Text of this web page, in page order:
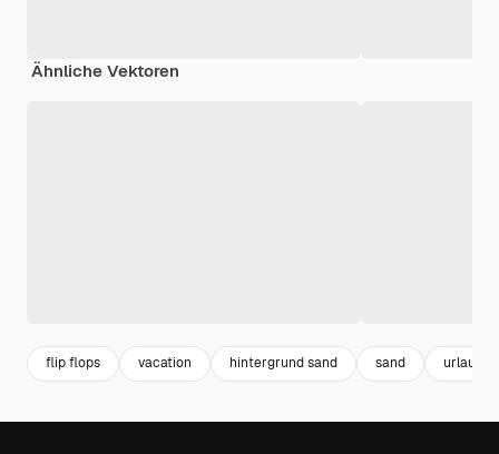
Ähnliche Vektoren
flip flops vacation hintergrund sand sand urlaub